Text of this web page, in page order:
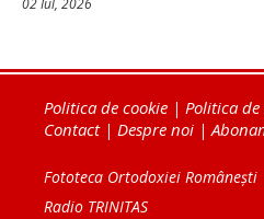
02 Iul, 2026
Politica de cookie | Politica
Contact| Despre noi |
Fototeca Ortodoxiei Românești
Radio TRINITAS